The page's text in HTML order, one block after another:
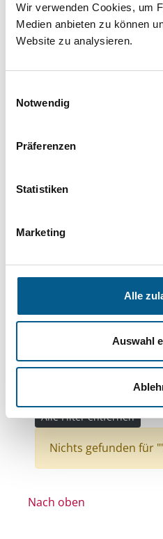
Wir verwenden Cookies, um
Medien anbieten zu können
Website zu analysieren.
Notwendig
Präferenzen
Statistiken
Marketing
Alle
Auswahl
beachten.
Kategorien verfeinert
Aktive Filter:
Themen: Sport
Themen: Tierschutz
Themen: Kirchliche
Themen: Kunst & Kultur
Themen:
Themen: Denkmalschutz
Stiftungstyp: Lokal tätige
Alle Filter entfernen
Nichts gefunden für
Nach oben